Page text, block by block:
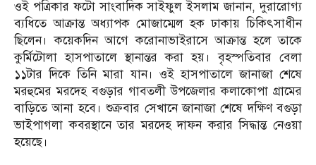
ওই পত্রিকার ফটো সাংবাদিক সাইফুল ইসলাম জানান, দুরারোগ্য
ব্যধিতে আক্রান্ত অধ্যাপক মোজাম্মেল হক ঢাকায় চিকিৎসাধীন
ছিলেন। কয়েকদিন আগে করোনাভাইরাসে আক্রান্ত হলে তাকে
কুর্মিটোলা হাসপাতালে স্থানান্তর করা হয়। বৃহস্পতিবার বেলা
১১টার দিকে তিনি মারা যান। ওই হাসপাতালে জানাজা শেষে
মরহুমের মরদেহ বগুড়ার গাবতলী উপজেলার কলাকোপা গ্রামের
বাড়িতে আনা হবে। শুক্রবার সেখানে জানাজা শেষে দক্ষিণ বগুড়া
ভাইপাগলা কবরস্থানে তার মরদেহ দাফন করার সিদ্ধান্ত নেওয়া
হয়েছে।